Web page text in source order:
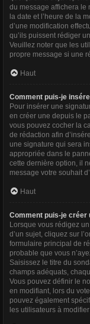
du message affichera le
la date et l’heure de la
d’une modification
qu’ils puissent rédiger
Veuillez noter que les
propre message si une
Haut
Comment puis-je
Pour insérer une
en créer une depuis le
vous pouvez cocher la
de rédaction afin
une signature qui sera
appropriée dans le
cette dernière option, il
message votre souhait
Haut
Comment puis-je créer
Lorsque vous rédigez
d’un sujet, cliquez sur
formulaire principal de
probable que vous
Saisissez le titre du
champs adéquats,
Vous pouvez définir le
en modifiant, lors du
pouvez également
les utilisateurs à